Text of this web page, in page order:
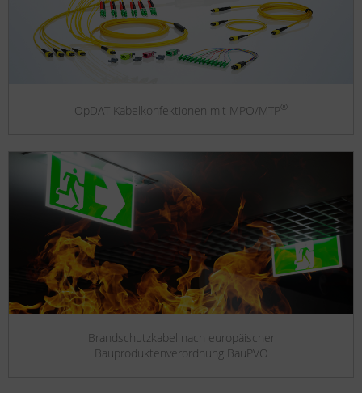
OpDAT Kabelkonfektionen mit MPO/MTP ®
Brandschutzkabel nach europäischer
Bauproduktenverordnung BauPVO